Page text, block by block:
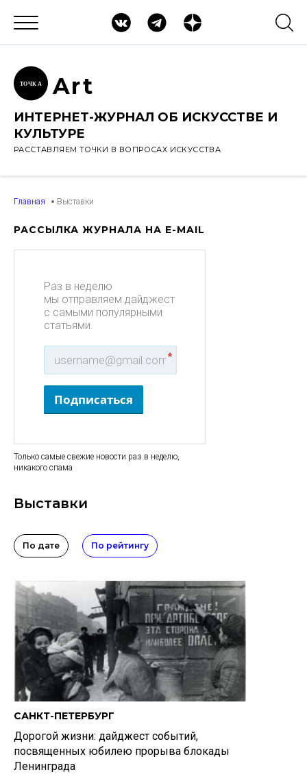
ТОЧК А Art
ИНТЕРНЕТ-ЖУРНАЛ ОБ ИСКУССТВЕ И
КУЛЬТУРЕ
РАССТАВЛЯЕМ ТОЧКИ В ВОПРОСАХ ИСКУССТВА
Главная Выставки
РАССЫЛКА ЖУРНАЛА НА E-MAIL
Раз в неделю
мы отправляем дайджест
с самыми популярными
статьями.
*
Подписаться
Только самые свежие новости раз в неделю,
никакого спама
Выставки
По дате По рейтингу
САНКТ-ПЕТЕРБУРГ
Дорогой жизни: дайджест событий,
посвященных юбилею прорыва блокады
Ленинграда